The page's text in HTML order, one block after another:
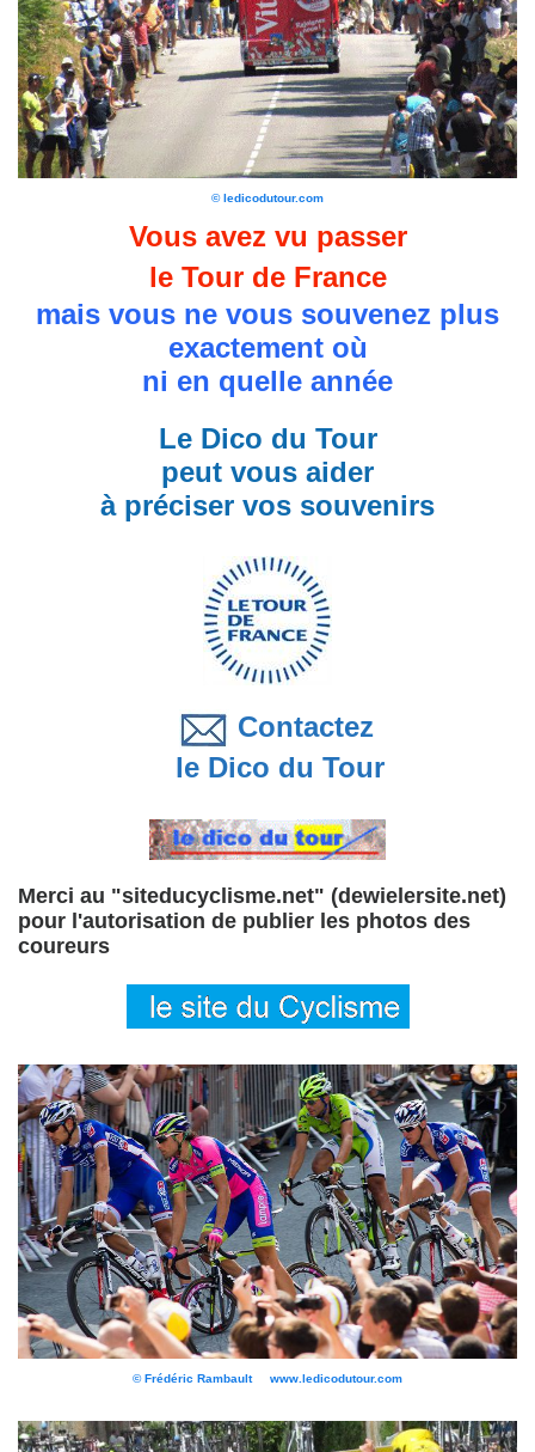
© ledicodutour.com
Vous avez vu passer
le Tour de France
mais vous ne vous souvenez plus
exactement où
ni en quelle année
Le Dico du Tour
peut vous aider
à préciser vos souvenirs
Contactez
le Dico du Tour
Merci au "siteducyclisme.net" (dewielersite.net)
pour l'autorisation de publier les photos des
coureurs
© Frédéric Rambault www.ledicodutour.com